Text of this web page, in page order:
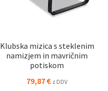
Klubska mizica s steklenim
namizjem in mavričnim
potiskom
79,87€ z DDV